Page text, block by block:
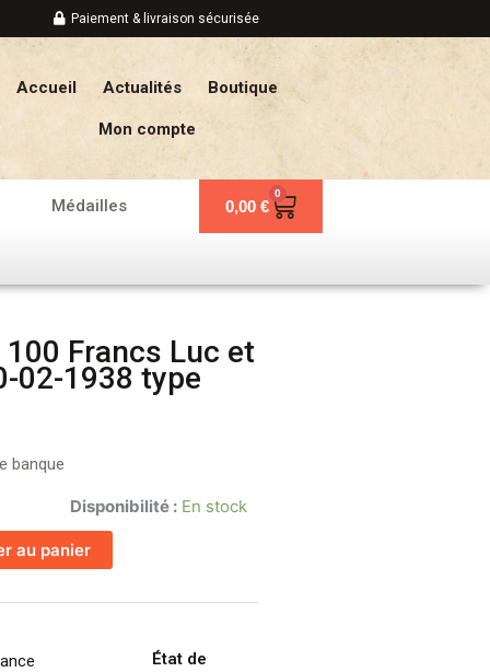
Paiement & livraison sécurisée
Accueil Actualités Boutique
Mon compte
Médailles 0,00 €
0
Panier
100 Francs Luc et
02-1938 type
banque
Disponibilité : En stock
au panier
État de